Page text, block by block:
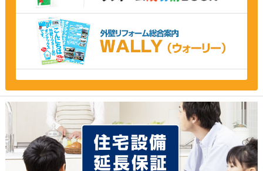
担当：姫路支店
2026年7月9日
この度は大変お世話になりました。中東情勢の
た工事を完了して頂き、御社のご配慮に感謝で
す。
担当：新宿支店
2026年7月9日